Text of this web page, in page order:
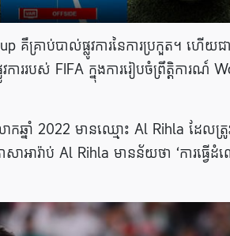
គ្រាប់បាល់ផ្លូវការនៃការប្រកួត។ ហើយជ
របស់ FIFA ក្នុងការរៀបចំព្រឹត្តិការណ៍
កឆ្នាំ 2022 មានឈ្មោះ Al Rihla ដែលត្រូ
ារ៉ាប់ Al Rihla មានន័យថា ‘ការធ្វើដំណ